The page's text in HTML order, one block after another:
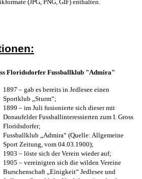
(JPG, PNG, GIF) enthalten.
Floridsdorfer Fussballklub "Admira"
1897 – gab es bereits in Jedlesee einen
Sportklub „Sturm“;
1899 – im Juli fusionierte sich dieser mit
Donaufelder Fussballinteressierten zum I. Gross
Floridsdorfer;
Fussballklub „Admira“ (Quelle: Allgemeine
Sport Zeitung, vom 04.03.1900);
1903 – löste sich der Verein wieder auf;
1905 – vereinigten sich die wilden Vereine
Burschenschaft „Einigkeit“ Jedlesee und